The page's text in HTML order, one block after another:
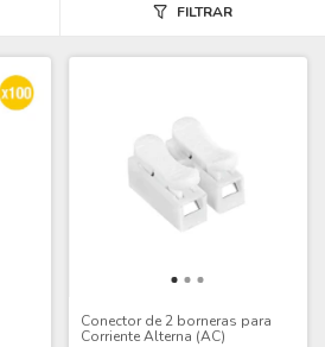
FILTRAR
Conector de 2 borneras para
Corriente Alterna (AC)